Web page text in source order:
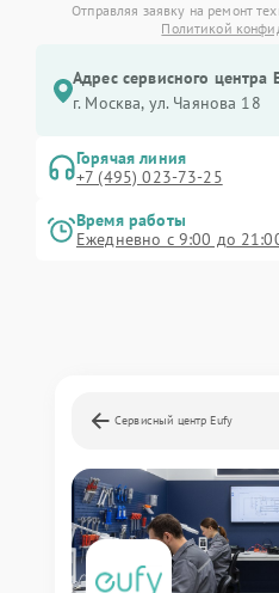
Отправляя заявку на ремонт
Политикой
Адрес сервисного центра
г. Москва, ул. Чаянова 18
Горячая линия
+7 (495) 023-73-25
Время работы
Ежедневно с 9:00 до
Сервисный центр Eufy